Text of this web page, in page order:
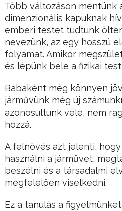
Több változáson mentünk
dimenzionális kapuknak
emberi testet tudtunk
nevezünk, az egy hosszú
folyamat. Amikor
és lépünk bele a fizikai
Babaként még könnyen
járművünk még új
azonosultunk vele, nem
hozzá.
A felnövés azt jelenti,
használni a járművet,
beszélni és a társadalmi
megfelelően viselkedni.
Ez a tanulás a